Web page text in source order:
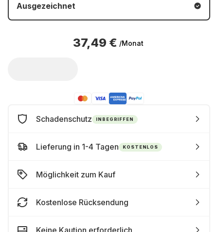
Ausgezeichnet
37,49 € /Monat
Schadenschutz INBEGRIFFEN
Lieferung in 1-4 Tagen KOSTENLOS
Möglichkeit zum Kauf
Kostenlose Rücksendung
Keine Kaution erforderlich